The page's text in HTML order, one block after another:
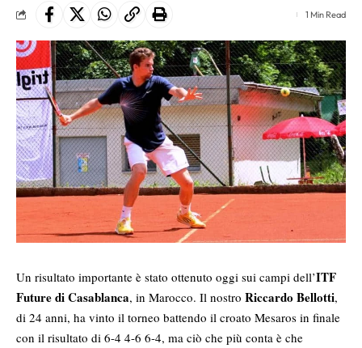
1 Min Read
Un risultato importante è stato ottenuto oggi sui campi dell’ITF
Future di Casablanca, in Marocco. Il nostro Riccardo Bellotti,
di 24 anni, ha vinto il torneo battendo il croato Mesaros in finale
con il risultato di 6-4 4-6 6-4, ma ciò che più conta è che